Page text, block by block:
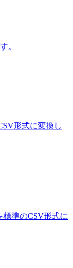
。
形式に変換し
準のCSV形式に